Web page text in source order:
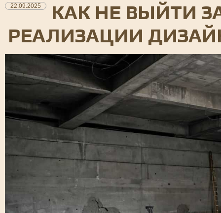
22.09.2025
КАК НЕ ВЫЙТИ
РЕАЛИЗАЦИИ